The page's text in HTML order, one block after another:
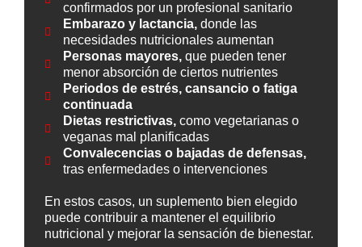
confirmados por un profesional sanitario
Embarazo y lactancia,donde las
necesidades nutricionales aumentan
Personas mayores,que pueden tener
menor absorción de ciertos nutrientes
Periodos de estrés, cansancio o fatiga
continuada
Dietas restrictivas,como vegetarianas o
veganas mal planificadas
Convalecencias o bajadas de defensas,
tras enfermedades o intervenciones
En estos casos, un suplemento bien elegido
puede contribuir a mantener el equilibrio
nutricional y mejorar la sensación de bienestar.